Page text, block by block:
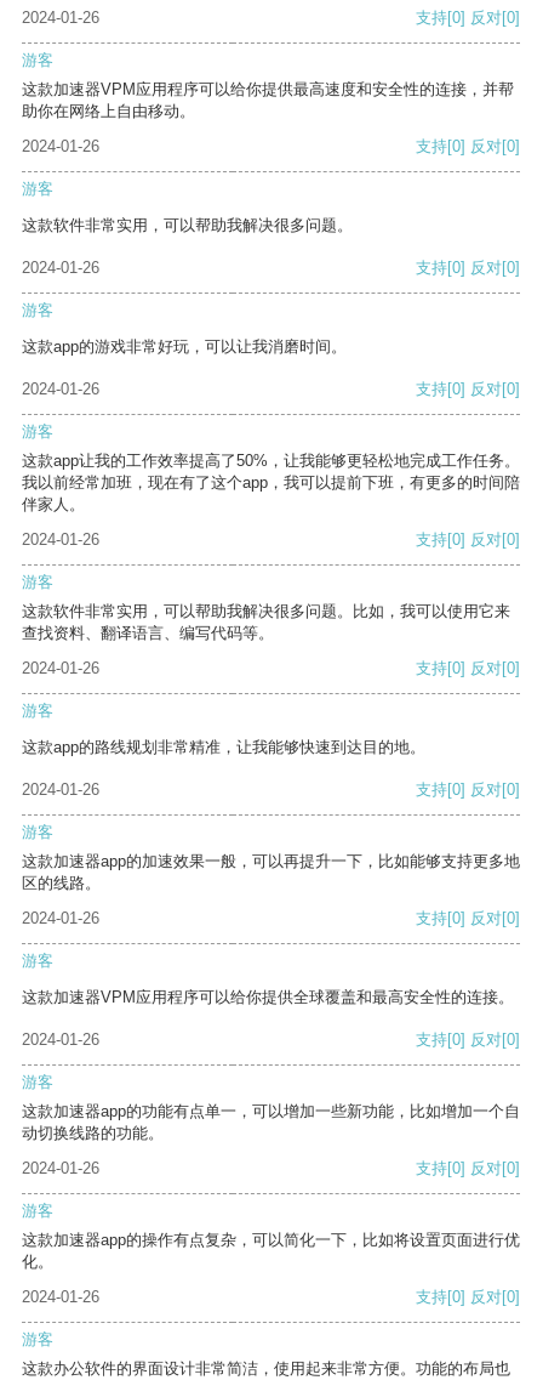
2024-01-26 支持[0] 反对[0]
游客
这款加速器VPM应用程序可以给你提供最高速度和安全性的连接，并帮
助你在网络上自由移动。
2024-01-26
支持[0] 反对[0]
游客
这款软件非常实用，可以帮助我解决很多问题。
2024-01-26 支持[0] 反对[0]
游客
这款app的游戏非常好玩，可以让我消磨时间。
2024-01-26 支持[0] 反对[0]
游客
这款app让我的工作效率提高了50%，让我能够更轻松地完成工作任务。
我以前经常加班，现在有了这个app，我可以提前下班，有更多的时间陪
伴家人。
2024-01-26
支持[0] 反对[0]
游客
这款软件非常实用，可以帮助我解决很多问题。比如，我可以使用它来
查找资料、翻译语言、编写代码等。
2024-01-26
支持[0] 反对[0]
游客
这款app的路线规划非常精准，让我能够快速到达目的地。
2024-01-26 支持[0] 反对[0]
游客
这款加速器app的加速效果一般，可以再提升一下，比如能够支持更多地
区的线路。
2024-01-26
支持[0] 反对[0]
游客
这款加速器VPM应用程序可以给你提供全球覆盖和最高安全性的连接。
2024-01-26 支持[0] 反对[0]
游客
这款加速器app的功能有点单一，可以增加一些新功能，比如增加一个自
动切换线路的功能。
2024-01-26
支持[0] 反对[0]
游客
这款加速器app的操作有点复杂，可以简化一下，比如将设置页面进行优
化。
2024-01-26
支持[0] 反对[0]
游客
这款办公软件的界面设计非常简洁，使用起来非常方便。功能的布局也